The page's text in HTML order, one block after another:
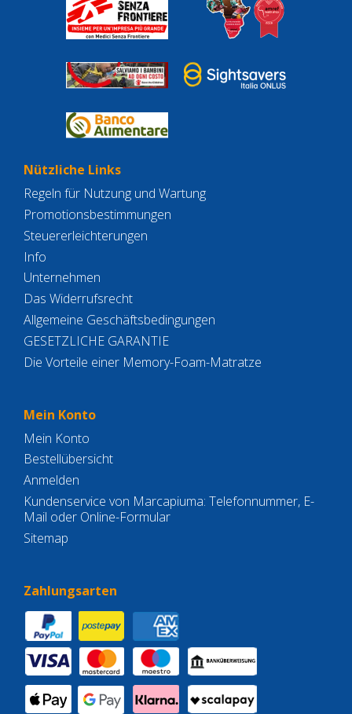
Nützliche Links
Regeln für Nutzung und Wartung
Promotionsbestimmungen
Steuererleichterungen
Info
Unternehmen
Das Widerrufsrecht
Allgemeine Geschäftsbedingungen
GESETZLICHE GARANTIE
Die Vorteile einer Memory-Foam-Matratze
Mein Konto
Mein Konto
Bestellübersicht
Anmelden
Kundenservice von Marcapiuma: Telefonnummer, E-
Mail oder Online-Formular
Sitemap
Zahlungsarten